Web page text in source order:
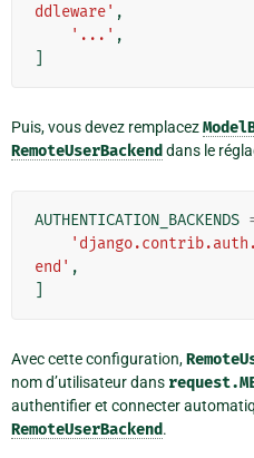
ddleware' ,
'...' ,
Puis, vous devez remplacez
RemoteUserBackend dans le
AUTHENTICATION_BACKENDS
end' ,
Avec cette configuration,
nom d’utilisateur dans
authentifier et connecter
RemoteUserBackend.